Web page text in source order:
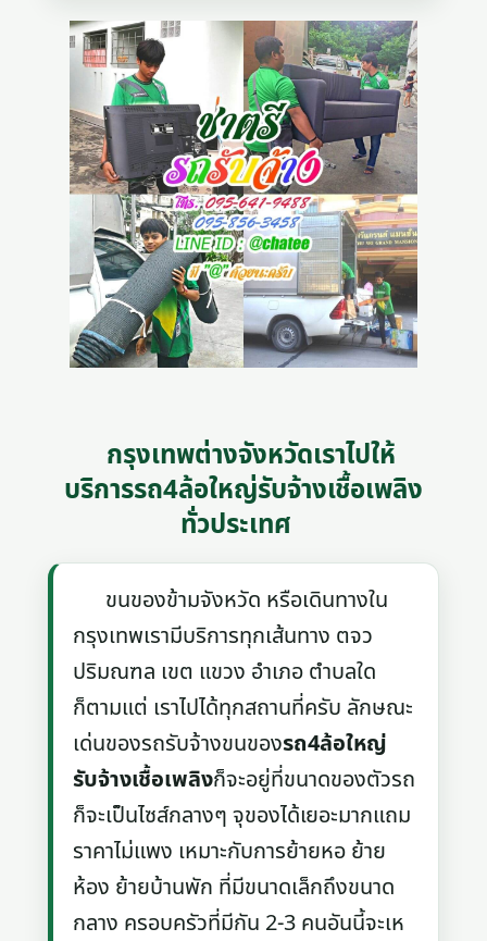
กรุงเทพต่างจังหวัดเราไปให้
บริการรถ4ล้อใหญ่รับจ้างเชื้อเพลิง
ทั่วประเทศ
ขนของข้ามจังหวัด หรือเดินทางใน
กรุงเทพเรามีบริการทุกเส้นทาง ตจว
ปริมณฑล เขต แขวง อำเภอ ตำบลใด
ก็ตามแต่ เราไปได้ทุกสถานที่ครับ ลักษณะ
เด่นของรถรับจ้างขนของรถ4ล้อใหญ่
รับจ้างเชื้อเพลิงก็จะอยู่ที่ขนาดของตัวรถ
ก็จะเป็นไซส์กลางๆ จุของได้เยอะมากแถม
ราคาไม่แพง เหมาะกับการย้ายหอ ย้าย
ห้อง ย้ายบ้านพัก ที่มีขนาดเล็กถึงขนาด
กลาง ครอบครัวที่มีกัน 2-3 คนอันนี้จะเห